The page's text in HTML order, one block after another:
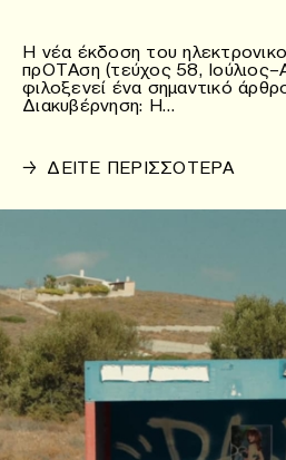
Η νέα έκδοση του
πρΟΤΑση (τεύχος 58,
φιλοξενεί ένα σημαντικό
Διακυβέρνηση: Η…
→ ΔΕΙΤΕ ΠΕΡΙΣΣΟΤΕΡΑ